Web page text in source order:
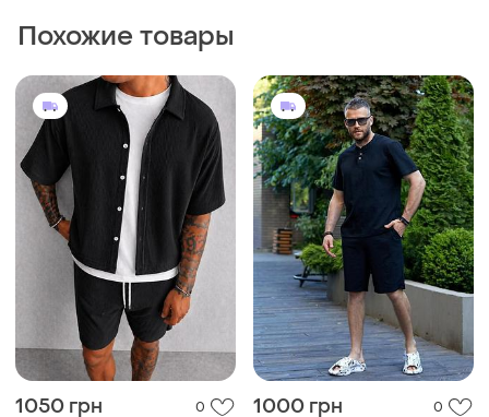
Похожие товары
1050 грн 0 1000 грн 0